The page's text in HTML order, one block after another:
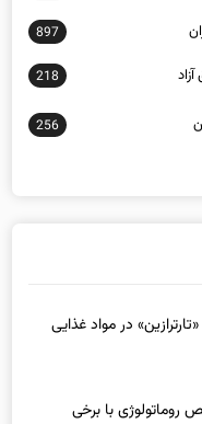
897
218
256
در مواد غذایی
با برخی